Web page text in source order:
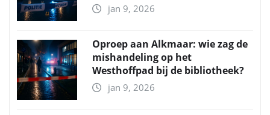
jan 9, 2026
Oproep aan Alkmaar: wie zag de
mishandeling op het
Westhoffpad bij de bibliotheek?
jan 9, 2026